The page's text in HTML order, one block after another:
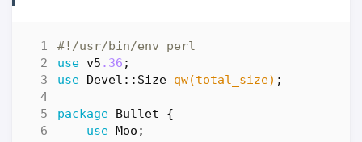
#!/usr/bin/env perl
use v5 .36 ;
use
Devel::Size qw(total_size) ;
package Bullet
{
use
Moo ;